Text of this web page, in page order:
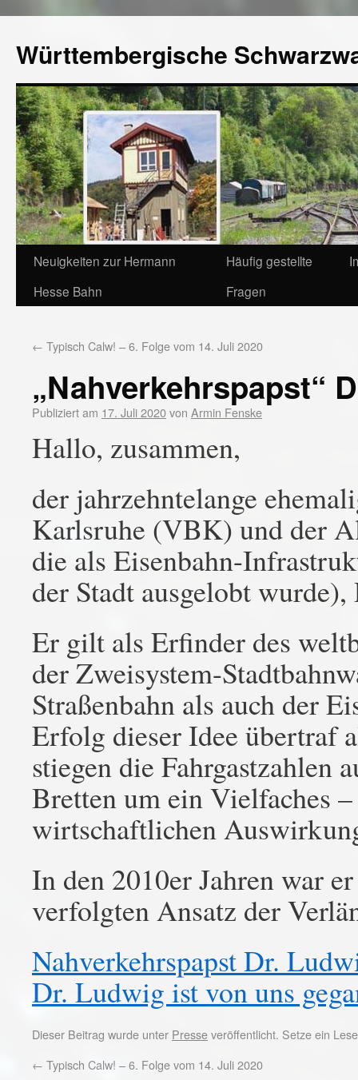
Württembergische
Neuigkeiten zur Hermann
Hesse Bahn
Häufig gestellte
Fragen
← Typisch Calw! – 6. Folge vom 14. Juli 2020
„Nahverkehrspapst“
Publiziert am 17. Juli 2020von Armin Fenske
Hallo, zusammen,
der jahrzehntelange
Karlsruhe (VBK) und der
die als Eisenbahn-
der Stadt ausgelobt
Er gilt als Erfinder des
der Zweisystem-
Straßenbahn als auch der
Erfolg dieser Idee übertraf
stiegen die Fahrgastzahlen
Bretten um ein Vielfaches
wirtschaftlichen
In den 2010er Jahren war
verfolgten Ansatz der
Nahverkehrspapst Dr.
Dr. Ludwig ist von uns
Dieser Beitrag wurde unter Presseveröffentlicht. Setze ein
← Typisch Calw! – 6. Folge vom 14. Juli 2020